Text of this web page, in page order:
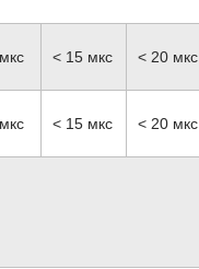
< 15 мкс < 20 мкс
< 15 мкс < 20 мкс